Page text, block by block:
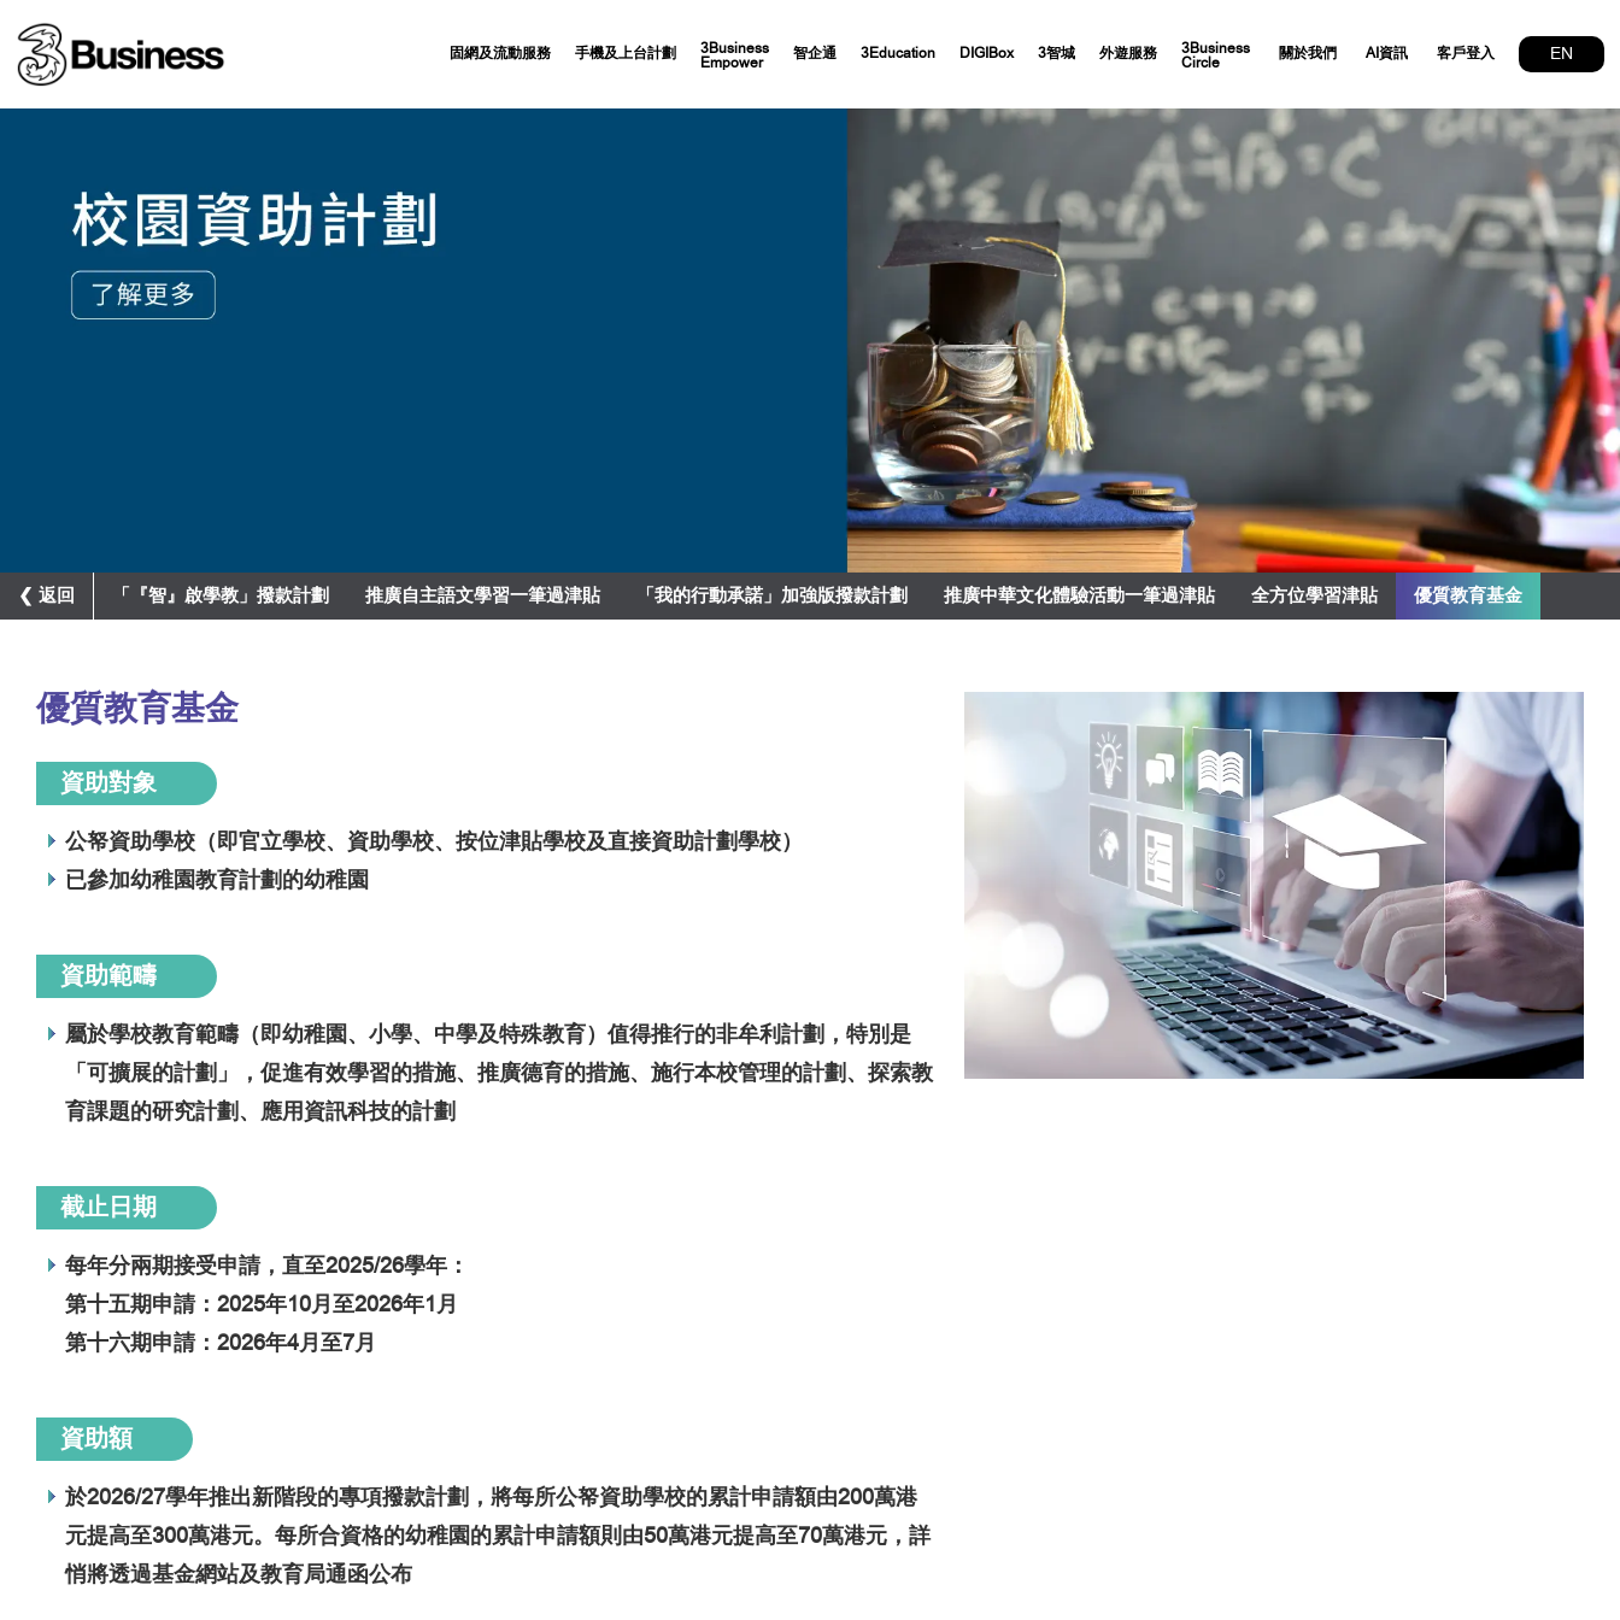
固網及流動服務 手機及上台計劃
3Business
Empower
智企通 3Education DIGIBox 3智城 外遊服務
3Business
Circle
關於我們 AI資訊 客戶登入 EN
❮ 返回 「『智』啟學教」撥款計劃 推廣自主語文學習一筆過津貼 「我的行動承諾」加強版撥款計劃 推廣中華文化體驗活動一筆過津貼 全方位學習津貼 優質教育基金
優質教育基金
資助對象
公帑資助學校（即官立學校、資助學校、按位津貼學校及直接資助計劃學校）
已參加幼稚園教育計劃的幼稚園
資助範疇
屬於學校教育範疇（即幼稚園、小學、中學及特殊教育）值得推行的非牟利計劃，特別是
「可擴展的計劃」，促進有效學習的措施、推廣德育的措施、施行本校管理的計劃、探索教
育課題的研究計劃、應用資訊科技的計劃
截止日期
每年分兩期接受申請，直至2025/26學年：
第十五期申請：2025年10月至2026年1月
第十六期申請：2026年4月至7月
資助額
於2026/27學年推出新階段的專項撥款計劃，將每所公帑資助學校的累計申請額由200萬港
元提高至300萬港元。每所合資格的幼稚園的累計申請額則由50萬港元提高至70萬港元，詳
悄將透過基金網站及教育局通函公布